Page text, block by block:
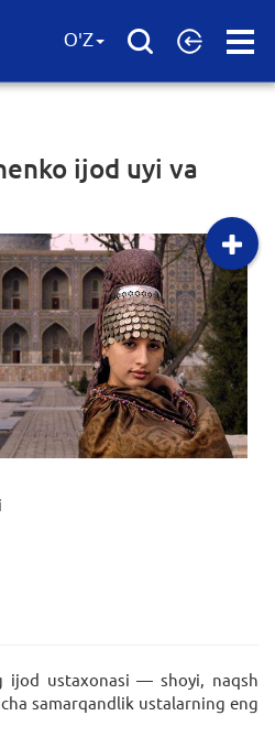
Open
O'Z
ijod uyi va
ijod ustaxonasi — shoyi, naqsh
samarqandlik ustalarning eng